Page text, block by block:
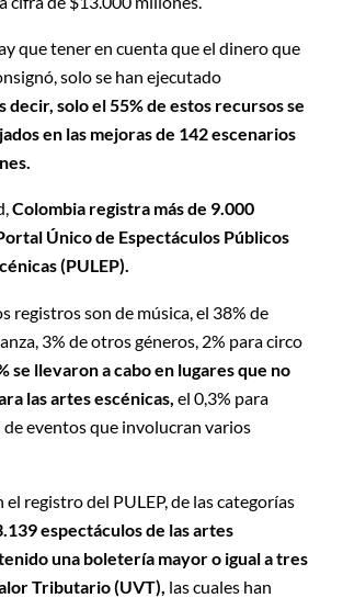
que tener en cuenta que el dinero que
solo se han ejecutado
decir, solo el 55% de estos recursos se
en las mejoras de 142 escenarios
Colombia registra más de 9.000
Único de Espectáculos Públicos
(PULEP).
registros son de música, el 38% de
3% de otros géneros, 2% para circo
se llevaron a cabo en lugares que no
las artes escénicas, el 0,3% para
de eventos que involucran varios
el registro del PULEP, de las categorías
espectáculos de las artes
una boletería mayor o igual a tres
Tributario (UVT), las cuales han